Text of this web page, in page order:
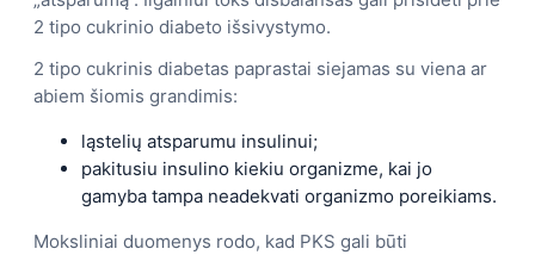
2 tipo cukrinio diabeto išsivystymo.
2 tipo cukrinis diabetas paprastai siejamas su viena ar
abiem šiomis grandimis:
ląstelių atsparumu insulinui;
pakitusiu insulino kiekiu organizme, kai jo
gamyba tampa neadekvati organizmo poreikiams.
Moksliniai duomenys rodo, kad PKS gali būti